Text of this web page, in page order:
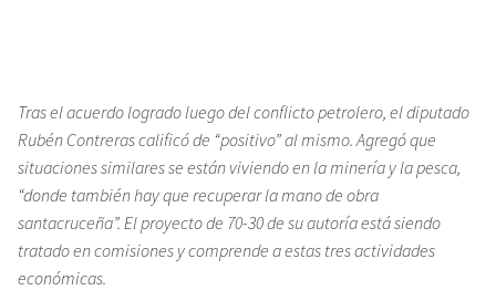
Tras el acuerdo logrado luego del conflicto petrolero, el diputado
Rubén Contreras calificó de “positivo” al mismo. Agregó que
situaciones similares se están viviendo en la minería y la pesca,
“donde también hay que recuperar la mano de obra
santacruceña”. El proyecto de 70-30 de su autoría está siendo
tratado en comisiones y comprende a estas tres actividades
económicas.